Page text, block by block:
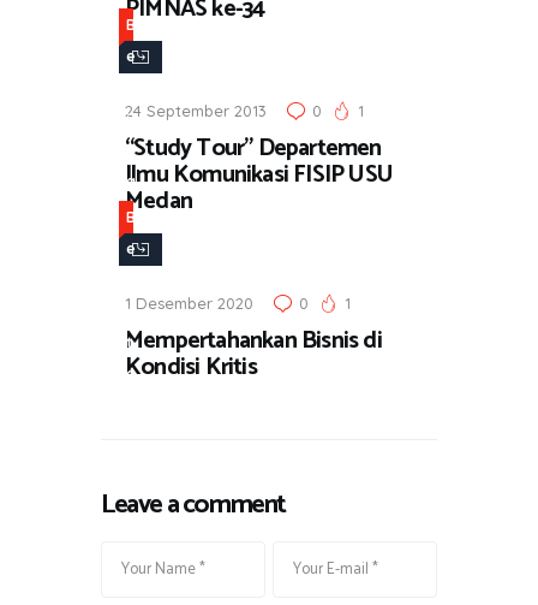
a
PIMNAS ke-34
B
e
i
t
a
24 September 2013 0 1
“Study Tour” Departemen
Ilmu Komunikasi FISIP USU
Medan
B
e
i
t
a
1 Desember 2020 0 1
Mempertahankan Bisnis di
Kondisi Kritis
Leave a comment